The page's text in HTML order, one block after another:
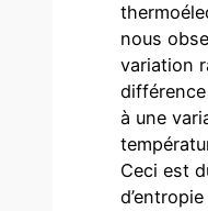
nous
variation
à une
Ceci est